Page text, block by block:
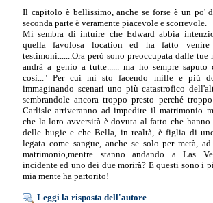
Il capitolo è bellissimo, anche se forse è un po'
seconda parte è veramente piacevole e scorrevole.
Mi sembra di intuire che Edward abbia
quella favolosa location ed ha fatto
testimoni.......Ora però sono preoccupata dalle
andrà a genio a tutte...... ma ho sempre saputo
così..." Per cui mi sto facendo mille e più
immaginando scenari uno più catastrofico
sembrandole ancora troppo presto perché
Carlisle arriveranno ad impedire il matrimonio
che la loro avversità è dovuta al fatto che hanno
delle bugie e che Bella, in realtà, è figlia di
legata come sangue, anche se solo per metà,
matrimonio,mentre stanno andando a Las
incidente ed uno dei due morirà? E questi sono i
mia mente ha partorito!
Leggi la risposta dell'autore